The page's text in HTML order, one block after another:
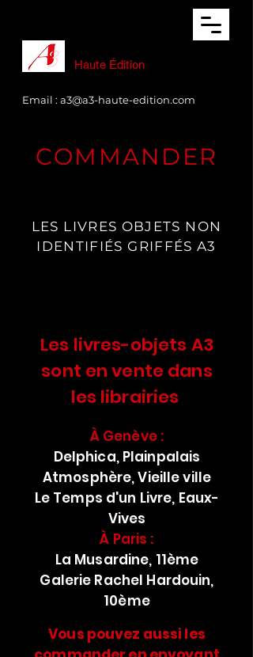
Haute Édition
Email : a3@a3-haute-edition.com
COMMANDER
LES LIVRES OBJETS NON
IDENTIFIÉS GRIFFÉS A3
Les livres-objets A3
sont en vente dans
les librairies
​À Genève :
Delphica, Plainpalais
Atmosphère, Vieille ville
Le Temps d'un Livre, Eaux-
Vives
À Paris :
La Musardine, 11ème
Galerie Rachel Hardouin,
10ème
Vous pouvez aussi les